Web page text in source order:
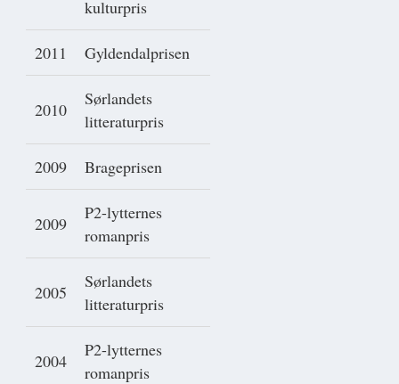
kulturpris
2011 Gyldendalprisen
2010
Sørlandets
litteraturpris
2009 Brageprisen
2009
P2-lytternes
romanpris
2005
Sørlandets
litteraturpris
2004
P2-lytternes
romanpris